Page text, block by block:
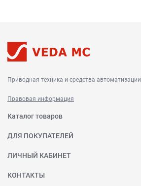
Приводная техника и средства автоматизации
Правовая информация
Каталог товаров
ДЛЯ ПОКУПАТЕЛЕЙ
ЛИЧНЫЙ КАБИНЕТ
КОНТАКТЫ